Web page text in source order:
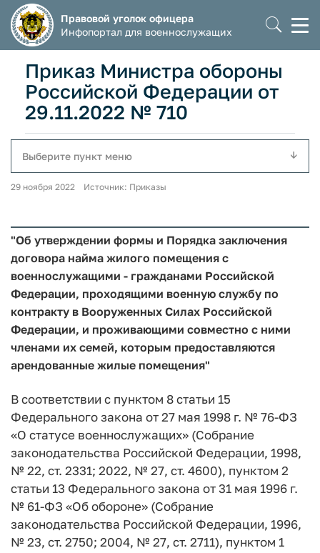
Правовой уголок офицера
Инфопортал для военнослужащих
Приказ Министра обороны
Российской Федерации от
29.11.2022 № 710
Выберите пункт меню
29 ноября 2022 Источник: Приказы
"Об утверждении формы и Порядка заключения
договора найма жилого помещения с
военнослужащими - гражданами Российской
Федерации, проходящими военную службу по
контракту в Вооруженных Силах Российской
Федерации, и проживающими совместно с ними
членами их семей, которым предоставляются
арендованные жилые помещения"
В соответствии с пунктом 8 статьи 15
Федерального закона от 27 мая 1998 г. № 76-ФЗ
«О статусе военнослужащих» (Собрание
законодательства Российской Федерации, 1998,
№ 22, ст. 2331; 2022, № 27, ст. 4600), пунктом 2
статьи 13 Федерального закона от 31 мая 1996 г.
№ 61-ФЗ «Об обороне» (Собрание
законодательства Россий­ской Федерации, 1996,
№ 23, ст. 2750; 2004, № 27, ст. 2711), пунктом 1